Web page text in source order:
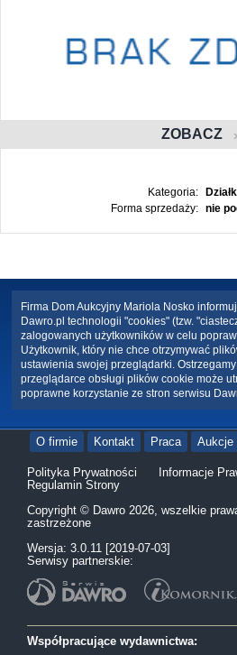
ZOBACZ
Kategoria:
Forma sprzedaży:
nie
Firma Dom Aukcyjny Mariola Nosko
Dawro.pl technologii "cookies" (tzw.
zalogowanych użytkowników w celu
Użytkownik, który nie chce otrzymywać
ustawienia swojej przeglądarki.
przeglądarce obsługi plików cookie może
poprawne korzystanie ze stron serwisu
O firmie Kontakt Praca Aukcje
Polityka Prywatności
Informacje
Regulamin Strony
Copyright © Dawro 2026, wszelkie
zastrzeżone
Wersja: 3.0.11 [2019-07-03]
Serwisy partnerskie:
Współpracujące wydawnictwa: